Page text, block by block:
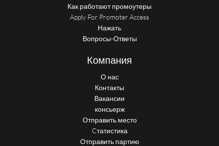
Как работают промоутеры
Apply For Promoter Access
Нажать
Вопросы-Ответы
Компания
О нас
Контакты
Вакансии
консьерж
Отправить место
Cтатистика
Отправить партию